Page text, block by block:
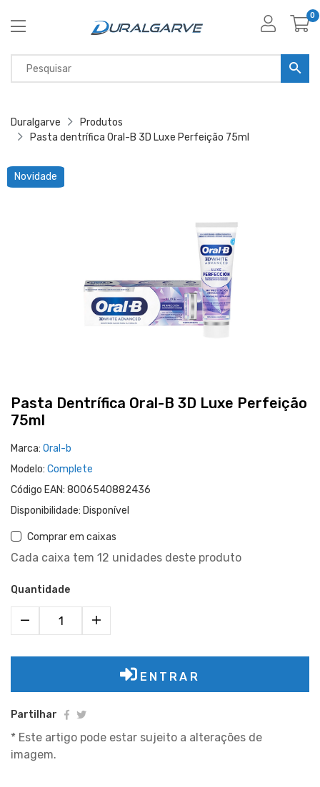
0
Duralgarve
Produtos
Pasta dentrífica Oral-B 3D Luxe Perfeição 75ml
Novidade
Pasta Dentrífica Oral-B 3D Luxe Perfeição
75ml
Marca: Oral-b
Modelo: Complete
Código EAN: 8006540882436
Disponibilidade: Disponível
Comprar em caixas
Cada caixa tem 12 unidades deste produto
Quantidade
ENTRAR
Partilhar
* Este artigo pode estar sujeito a alterações de
imagem.